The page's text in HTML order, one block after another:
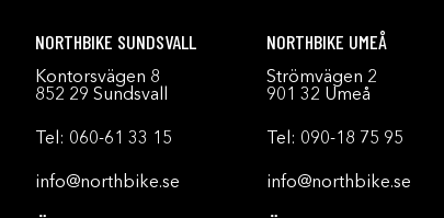
NORTHBIKE SUNDSVALL
Kontorsvägen 8
852 29 Sundsvall
Tel: 060-61 33 15
info@northbike.se
NORTHBIKE UMEÅ
Strömvägen 2
901 32 Umeå
Tel: 090-18 75 95
info@northbike.se